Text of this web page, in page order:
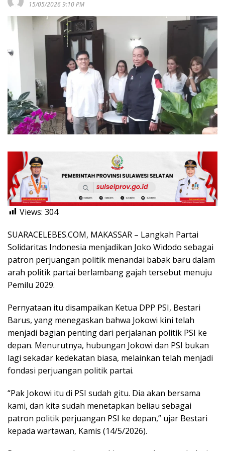
15/05/2026 9:10 PM
Views: 304
SUARACELEBES.COM, MAKASSAR – Langkah Partai
Solidaritas Indonesia menjadikan Joko Widodo sebagai
patron perjuangan politik menandai babak baru dalam
arah politik partai berlambang gajah tersebut menuju
Pemilu 2029.
Pernyataan itu disampaikan Ketua DPP PSI, Bestari
Barus, yang menegaskan bahwa Jokowi kini telah
menjadi bagian penting dari perjalanan politik PSI ke
depan. Menurutnya, hubungan Jokowi dan PSI bukan
lagi sekadar kedekatan biasa, melainkan telah menjadi
fondasi perjuangan politik partai.
“Pak Jokowi itu di PSI sudah gitu. Dia akan bersama
kami, dan kita sudah menetapkan beliau sebagai
patron politik perjuangan PSI ke depan,” ujar Bestari
kepada wartawan, Kamis (14/5/2026).